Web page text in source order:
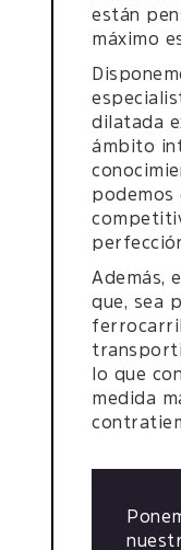
están
máximo
dilatada
ámbito
podemos
Además,
que, sea
lo que
medida